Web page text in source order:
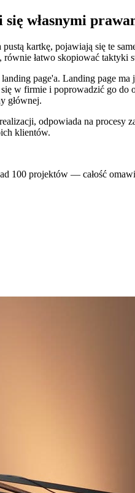
się własnymi
kartkę, pojawiają się te
łatwo skopiować taktyki
page'a. Landing page
w firmie i poprowadzić go do
głównej.
realizacji, odpowiada na
klientów.
100 projektów — całość